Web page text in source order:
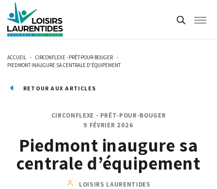
ACCUEIL - CIRCONFLEXE - PRÊT-POUR-BOUGER -
PIEDMONT INAUGURE SA CENTRALE D’ÉQUIPEMENT
RETOUR AUX ARTICLES
CIRCONFLEXE - PRÊT-POUR-BOUGER
9 FÉVRIER 2026
Piedmont inaugure sa
centrale d’équipement
LOISIRS LAURENTIDES